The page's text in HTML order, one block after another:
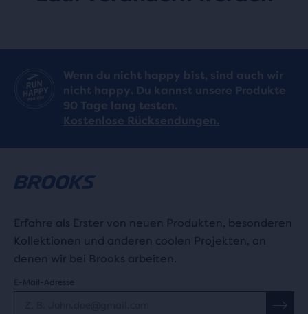
Wenn du nicht happy bist, sind auch wir
nicht happy. Du kannst unsere Produkte
90 Tage lang testen.
Kostenlose Rücksendungen.
Erfahre als Erster von neuen Produkten, besonderen
Kollektionen und anderen coolen Projekten, an
denen wir bei Brooks arbeiten.
E-Mail-Adresse